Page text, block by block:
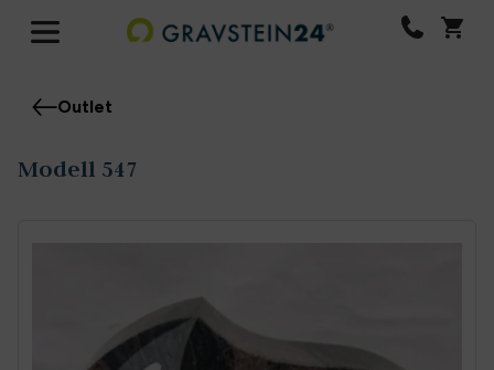
Outlet
Modell 547